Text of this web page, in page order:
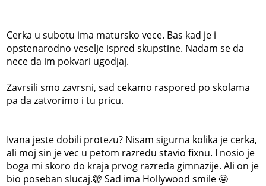
Cerka u subotu ima matursko vece. Bas kad je i
opstenarodno veselje ispred skupstine. Nadam se da
nece da im pokvari ugodjaj.
Zavrsili smo zavrsni, sad cekamo raspored po skolama
pa da zatvorimo i tu pricu.
Ivana jeste dobili protezu? Nisam sigurna kolika je cerka,
ali moj sin je vec u petom razredu stavio fixnu. I nosio je
boga mi skoro do kraja prvog razreda gimnazije. Ali on je
bio poseban slucaj.🫣 Sad ima Hollywood smile 😬